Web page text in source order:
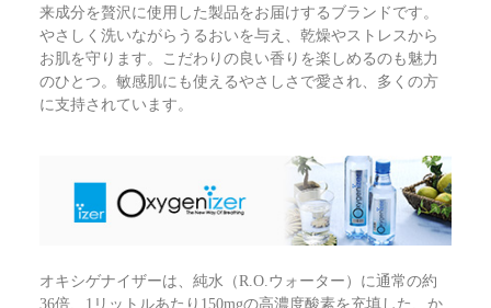
来成分を贅沢に使用した製品をお届けするブランドです。
やさしく洗いながらうるおいを与え、乾燥やストレスから
お肌を守ります。こだわりの良い香りを楽しめるのも魅力
のひとつ。敏感肌にも使えるやさしさで愛され、多くの方
に支持されています。
オキシゲナイザーは、純水（R.O.ウォーター）に通常の約
36倍、1リットルあたり150mgの高濃度酸素を充填した、か